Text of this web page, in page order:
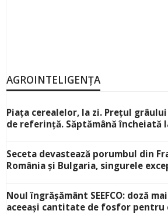
AGROINTELIGENȚA
Piața cerealelor, la zi. Prețul grâului
de referință. Săptămână încheiată
Seceta devastează porumbul din
România și Bulgaria, singurele
Noul îngrășământ SEEFCO: doză
aceeași cantitate de fosfor